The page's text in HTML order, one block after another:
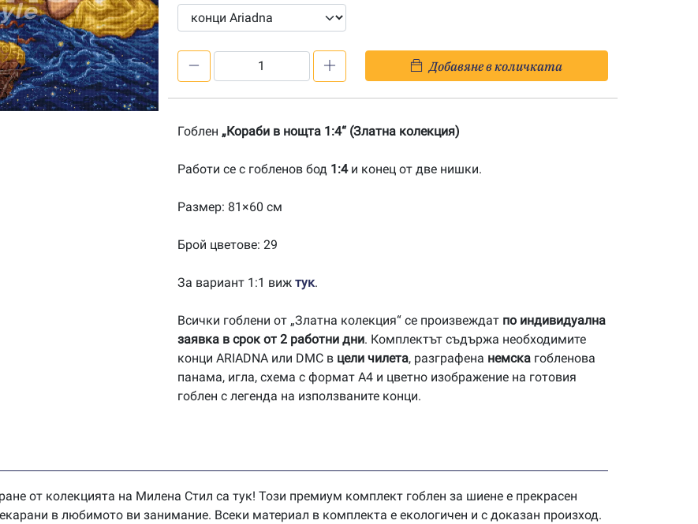
в
1:4-
Добавяне в количката
Гоблен „Кораби в нощта 1:4“ (Златна колекция)
Работи се с гобленов бод 1:4и конец от две нишки.
Размер: 81×60 см
Брой цветове: 29
За вариант 1:1 виж тук.
Всички гоблени от „Златна колекция“ се произвеждат по индивидуална
заявка в срок от 2 работни дни. Комплектът съдържа необходимите
конци ARIADNA или DMC в цели чилета, разграфена немска гобленова
панама, игла, схема с формат А4 и цветно изображение на готовия
гоблен с легенда на използваните конци.
от колекцията на Милена Стил са тук! Този премиум комплект гоблен за шиене е прекрасен
в любимото ви занимание. Всеки материал в комплекта е екологичен и с доказан произход.